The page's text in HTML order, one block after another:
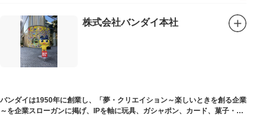
株式会社バンダイ本社
バンダイは1950年に創業し、「夢・クリエイション～楽しいときを創る企業
～を企業スローガンに掲げ、IPを軸に玩具、ガシャポン、カード、菓子・食